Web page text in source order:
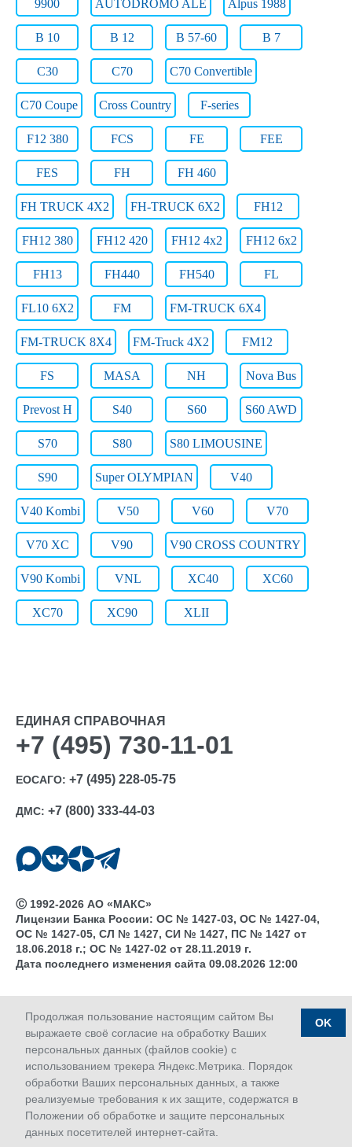
9900 AUTODROMO ALE Alpus 1988
B 10 B 12 B 57-60 B 7
C30 C70 C70 Convertible
C70 Coupe Cross Country F-series
F12 380 FCS FE FEE
FES FH FH 460
FH TRUCK 4X2 FH-TRUCK 6X2 FH12
FH12 380 FH12 420 FH12 4x2 FH12 6x2
FH13 FH440 FH540 FL
FL10 6X2 FM FM-TRUCK 6X4
FM-TRUCK 8X4 FM-Truck 4X2 FM12
FS MASA NH Nova Bus
Prevost H S40 S60 S60 AWD
S70 S80 S80 LIMOUSINE
S90 Super OLYMPIAN V40
V40 Kombi V50 V60 V70
V70 XC V90 V90 CROSS COUNTRY
V90 Kombi VNL XC40 XC60
XC70 XC90 XLII
Продолжая пользование настоящим сайтом Вы
выражаете своё согласие на обработку Ваших
персональных данных (файлов cookie) с
использованием трекера Яндекс.Метрика. Порядок
обработки Ваших персональных данных, а также
реализуемые требования к их защите, содержатся в
Положении об обработке и защите персональных
данных посетителей интернет-сайта.
OK
Сервисы
ЕДИНАЯ СПРАВОЧНАЯ
+7 (495) 730-11-01
ЕОСАГО: +7 (495) 228-05-75
ДМС: +7 (800) 333-44-03
Ⓒ 1992-2026 АО «МАКС»
Лицензии Банка России: ОС № 1427-03, ОС № 1427-04,
ОС № 1427-05, СЛ № 1427, СИ № 1427, ПС № 1427 от
18.06.2018 г.; ОС № 1427-02 от 28.11.2019 г.
Дата последнего изменения сайта 09.08.2026 12:00